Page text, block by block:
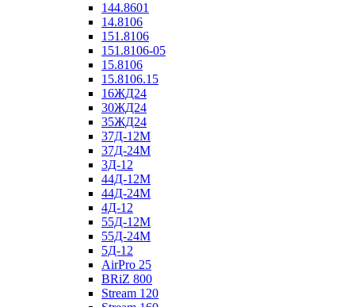
144.8601
14.8106
151.8106
151.8106-05
15.8106
15.8106.15
16ЖД24
30ЖД24
35ЖД24
37Д-12М
37Д-24М
3Д-12
44Д-12М
44Д-24М
4Д-12
55Д-12М
55Д-24М
5Д-12
AirPro 25
BRiZ 800
Stream 120